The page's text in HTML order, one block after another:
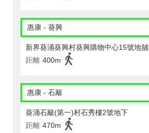
惠康 - 葵興
新界葵涌葵興村葵興購物中心15號地舖
距離 400m
惠康 - 石籬
葵涌石籬(第一)村石秀樓2號地下
距離 470m